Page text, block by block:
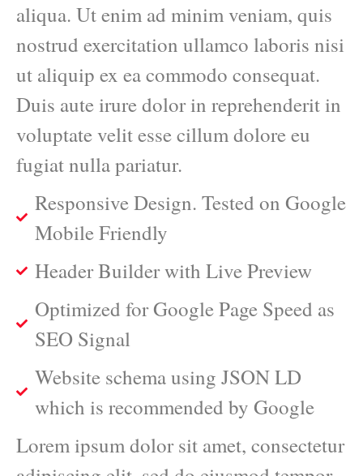
aliqua. Ut enim ad minim veniam, quis
nostrud exercitation ullamco laboris nisi
ut aliquip ex ea commodo consequat.
Duis aute irure dolor in reprehenderit in
voluptate velit esse cillum dolore eu
fugiat nulla pariatur.
Responsive Design. Tested on Google
Mobile Friendly
Header Builder with Live Preview
Optimized for Google Page Speed as
SEO Signal
Website schema using JSON LD
which is recommended by Google
Lorem ipsum dolor sit amet, consectetur